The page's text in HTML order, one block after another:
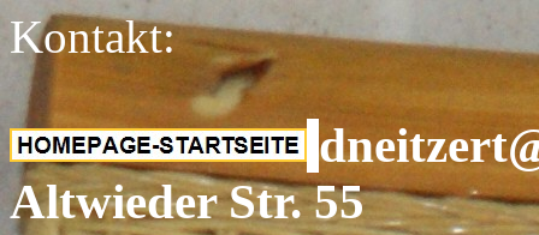
Kontakt:
Altwieder Str. 55